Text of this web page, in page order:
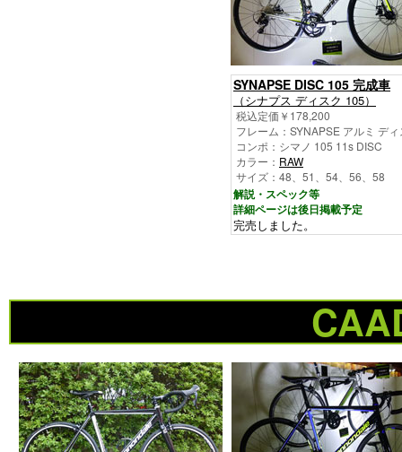
SYNAPSE DISC 105 完成車
（シナプス ディスク 105）
税込定価￥178,200
フレーム：SYNAPSE アルミ デ
コンポ：シマノ 105 11s DISC
カラー： RAW
サイズ：48、51、54、56、58
解説・スペック等
詳細ページは後日掲載予定
完売しました。